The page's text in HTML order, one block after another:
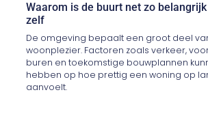
Waarom is de buurt net zo
zelf
De omgeving bepaalt een groot deel
woonplezier. Factoren zoals verkeer,
buren en toekomstige bouwplannen
hebben op hoe prettig een woning op
aanvoelt.